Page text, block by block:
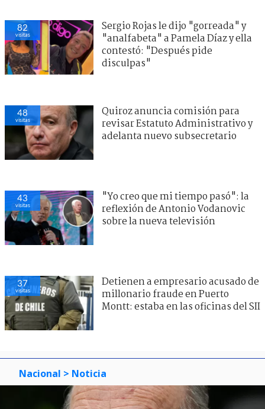
82
visitas
Sergio Rojas le dijo "gorreada" y
"analfabeta" a Pamela Díaz y ella
contestó: "Después pide
disculpas"
48
visitas
Quiroz anuncia comisión para
revisar Estatuto Administrativo y
adelanta nuevo subsecretario
43
visitas
"Yo creo que mi tiempo pasó": la
reflexión de Antonio Vodanovic
sobre la nueva televisión
37
visitas
Detienen a empresario acusado de
millonario fraude en Puerto
Montt: estaba en las oficinas del SII
Nacional > Noticia